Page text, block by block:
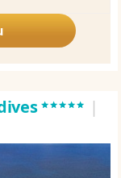
***** |